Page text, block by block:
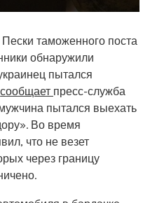
таможенного поста
обнаружили
пытался
сообщает пресс-служба
пытался выехать
Во время
что не везет
через границу